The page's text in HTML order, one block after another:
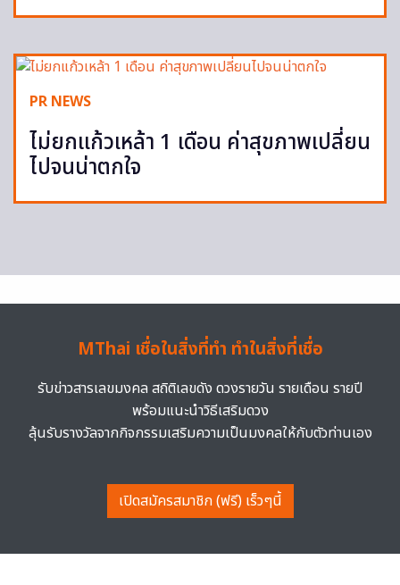
PR NEWS
ไม่ยกแก้วเหล้า 1 เดือน ค่าสุขภาพเปลี่ยน
ไปจนน่าตกใจ
MThai เชื่อในสิ่งที่ทำ ทำในสิ่งที่เชื่อ
รับข่าวสารเลขมงคล สถิติเลขดัง ดวงรายวัน รายเดือน รายปี
พร้อมแนะนำวิธีเสริมดวง
ลุ้นรับรางวัลจากกิจกรรมเสริมความเป็นมงคลให้กับตัวท่านเอง
เปิดสมัครสมาชิก (ฟรี) เร็วๆนี้